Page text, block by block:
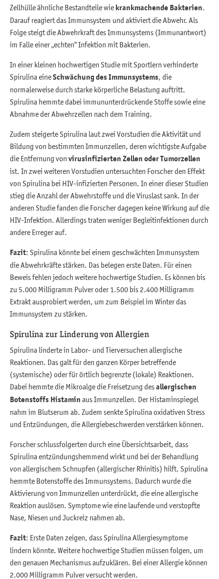
Zellhülle ähnliche Bestandteile wie krankmachende Bakterien.
Darauf reagiert das Immunsystem und aktiviert die Abwehr. Als
Folge steigt die Abwehrkraft des Immunsystems (Immunantwort)
im Falle einer „echten“ Infektion mit Bakterien.
In einer kleinen hochwertigen Studie mit Sportlern verhinderte
Spirulina eineSchwächung des Immunsystems, die
normalerweise durch starke körperliche Belastung auftritt.
Spirulina hemmte dabei immununterdrückende Stoffe sowie eine
Abnahme der Abwehrzellen nach dem Training.
Zudem steigerte Spirulina laut zwei Vorstudien die Aktivität und
Bildung von bestimmten Immunzellen, deren wichtigste Aufgabe
die Entfernung von virusinfizierten Zellen oder Tumorzellen
ist. In zwei weiteren Vorstudien untersuchten Forscher den Effekt
von Spirulina bei HIV-infizierten Personen. In einer dieser Studien
stieg die Anzahl der Abwehrstoffe und die Viruslast sank. In der
anderen Studie fanden die Forscher dagegen keine Wirkung auf die
HIV-Infektion. Allerdings traten weniger Begleitinfektionen durch
andere Erreger auf.
Fazit: Spirulina könnte bei einem geschwächten Immunsystem
die Abwehrkräfte stärken. Das belegen erste Daten. Für einen
Beweis fehlen jedoch weitere hochwertige Studien. Es können bis
zu 5.000 Milligramm Pulver oder 1.500 bis 2.400 Milligramm
Extrakt ausprobiert werden, um zum Beispiel im Winter das
Immunsystem zu stärken.
Spirulina zur Linderung von Allergien
Spirulina linderte in Labor- und Tierversuchen allergische
Reaktionen. Das galt für den ganzen Körper betreffende
(systemische) oder für örtlich begrenzte (lokale) Reaktionen.
Dabei hemmte die Mikroalge die Freisetzung desallergischen
Botenstoffs Histamin aus Immunzellen. Der Histaminspiegel
nahm im Blutserum ab. Zudem senkte Spirulina oxidativen Stress
und Entzündungen, die Allergiebeschwerden verstärken können.
Forscher schlussfolgerten durch eine Übersichtsarbeit, dass
Spirulina entzündungshemmend wirkt und bei der Behandlung
von allergischem Schnupfen (allergischer Rhinitis) hilft. Spirulina
hemmte Botenstoffe des Immunsystems. Dadurch wurde die
Aktivierung von Immunzellen unterdrückt, die eine allergische
Reaktion auslösen. Symptome wie eine laufende und verstopfte
Nase, Niesen und Juckreiz nahmen ab.
Fazit: Erste Daten zeigen, dass Spirulina Allergiesymptome
lindern könnte. Weitere hochwertige Studien müssen folgen, um
den genauen Mechanismus aufzuklären. Bei einer Allergie können
2.000 Milligramm Pulver versucht werden.